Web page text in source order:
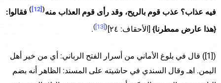
فيه عذاب؟ عذب قوم بالريح، وقد رأى قوم العذاب منه(
[12]
) فقالوا:
{هذا عارض ممطرنا} [الأحقاف: ٢٤] (
[13]
)
.
([1]) قال في بلوغ الأماني من أسرار الفتح الرباني: أي من خير أهل
اليمن. اهـ وقال السندي في حاشيته على المسند: الظاهر أنه بضم